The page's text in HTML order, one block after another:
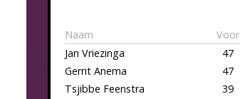
Naam Voor
Jan Vriezinga
47
Gerrit Anema
47
Tsjibbe Feenstra
39